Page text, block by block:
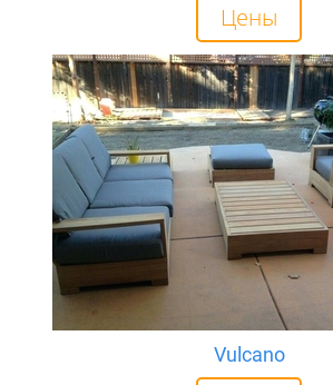
Цены
Vulcano